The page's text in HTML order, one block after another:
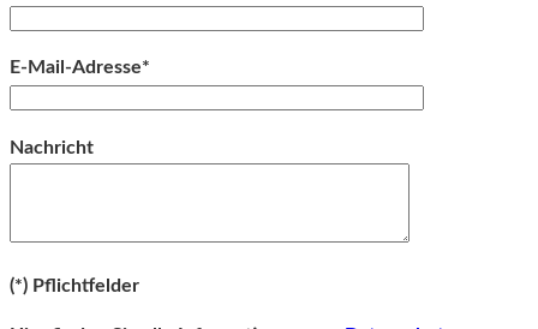
E-Mail-Adresse*
Nachricht
(*) Pflichtfelder